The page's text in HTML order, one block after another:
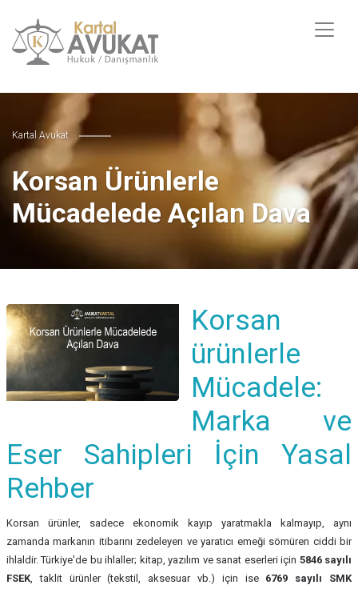
Kartal Avukat
Korsan Ürünlerle
Mücadelede Açılan Dava
Korsan
ürünlerle
Mücadele:
Marka ve
Eser Sahipleri İçin Yasal
Rehber
Korsan ürünler, sadece ekonomik kayıp yaratmakla kalmayıp, aynı
zamanda markanın itibarını zedeleyen ve yaratıcı emeği sömüren ciddi bir
ihlaldir. Türkiye'de bu ihlaller; kitap, yazılım ve sanat eserleri için 5846 sayılı
FSEK, taklit ürünler (tekstil, aksesuar vb.) için ise 6769 sayılı SMK